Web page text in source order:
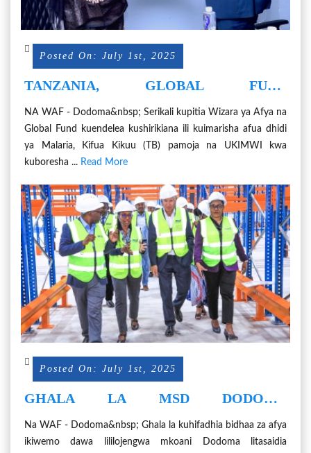
Posted On: July 1st, 2025
TANZANIA, GLOBAL FUND
KUIMARISHA AFUA ZA MALARIA, TB
NA UKIMWI
NA WAF - Dodoma&nbsp; Serikali kupitia Wizara ya Afya na
Global Fund kuendelea kushirikiana ili kuimarisha afua dhidi
ya Malaria, Kifua Kikuu (TB) pamoja na UKIMWI kwa
kuboresha ... Read More
Posted On: July 1st, 2025
GHALA LA MSD DODOMA
Na WAF - Dodoma&nbsp; Ghala la kuhifadhia bidhaa za afya
ikiwemo dawa lililojengwa mkoani Dodoma litasaidia